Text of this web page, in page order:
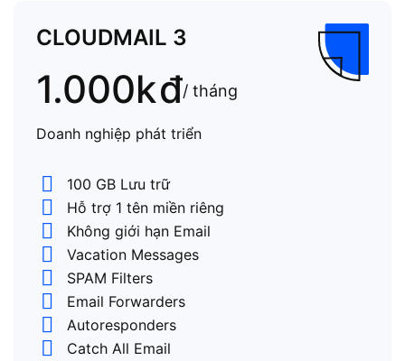
CLOUDMAIL 3
1.000kđ/ tháng
Doanh nghiệp phát triển
100 GB Lưu trữ
Hỗ trợ 1 tên miền riêng
Không giới hạn Email
Vacation Messages
SPAM Filters
Email Forwarders
Autoresponders
Catch All Email